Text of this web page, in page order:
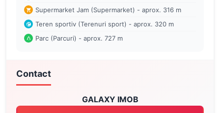
Supermarket Jam (Supermarket) - aprox. 316 m
Teren sportiv (Terenuri sport) - aprox. 320 m
Parc (Parcuri) - aprox. 727 m
Contact
GALAXY IMOB